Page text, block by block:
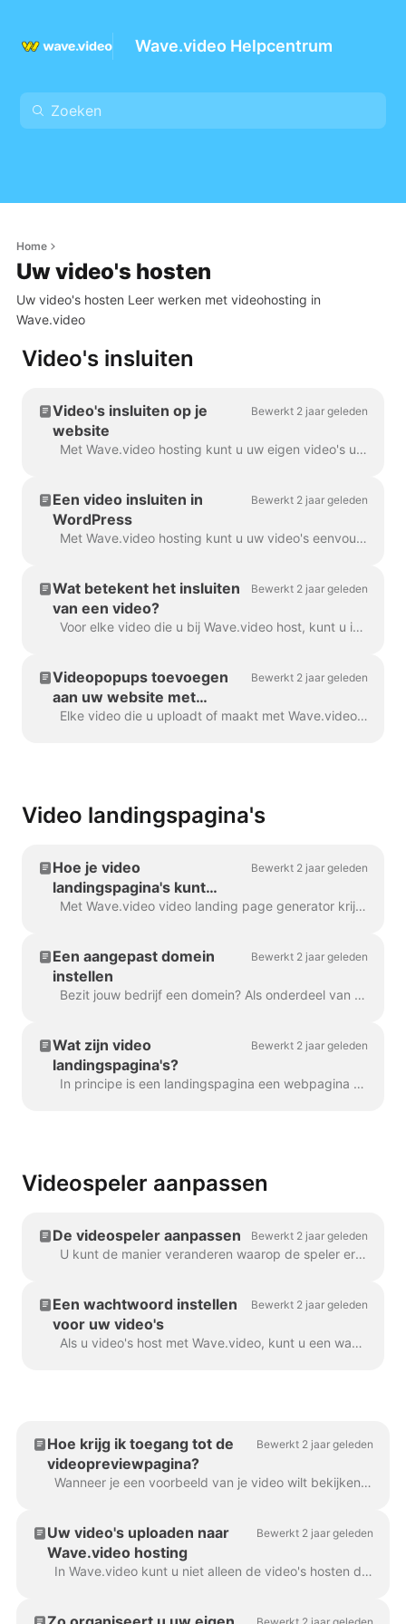
Wave.video Helpcentrum
Home
Uw video's hosten
Uw video's hosten Leer werken met videohosting in
Wave.video
Video's insluiten
Video's insluiten op je
website
Bewerkt 2 jaar geleden
Met Wave.video hosting kunt u uw eigen video's uploaden en hosten, maar ook video's die u met Wave.video editor hebt gemaakt. Om een video in te sluiten,...
Een video insluiten in
WordPress
Bewerkt 2 jaar geleden
Met Wave.video hosting kunt u uw video's eenvoudig insluiten in uw WordPress blogbericht, landingspagina, enz. Lees verder om te leren hoe. Om een ...
Wat betekent het insluiten
van een video?
Bewerkt 2 jaar geleden
Voor elke video die u bij Wave.video host, kunt u insluiten toestaan. Dit betekent dat wanneer de insluitkoppeling is ingeschakeld, u ...
Videopopups toevoegen
aan uw website met
Wave.video
Bewerkt 2 jaar geleden
Elke video die u uploadt of maakt met Wave.video kan worden ingesloten in uw website of blog. Er zijn twee soorten video-insluitingen: inline en popup...
Video landingspagina's
Hoe je video
landingspagina's kunt
aanpassen
Bewerkt 2 jaar geleden
Met Wave.video video landing page generator krijgt elke video die u maakt zijn eigen landingspagina. U kunt deze landingspagina's aanpassen zodat...
Een aangepast domein
instellen
Bewerkt 2 jaar geleden
Bezit jouw bedrijf een domein? Als onderdeel van ons Business Plan kun je een aangepast domein instellen om je Video Landing Pages op je eigen website te plaatsen....
Wat zijn video
landingspagina's?
Bewerkt 2 jaar geleden
In principe is een landingspagina een webpagina met een video erin. Een video landingspagina kan ook een titel, beschrijving en een oproep tot actie hebben. Hier is een...
Videospeler aanpassen
De videospeler aanpassen Bewerkt 2 jaar geleden
U kunt de manier veranderen waarop de speler eruitziet voor elke video die u host met Wave.video. Door de kleuren en weergave van de speler aan te passen, maakt u ...
Een wachtwoord instellen
voor uw video's
Bewerkt 2 jaar geleden
Als u video's host met Wave.video, kunt u een wachtwoord instellen voor uw video's. Op die manier kunnen mensen alleen uw video's ... Op deze manier kunnen mensen de video alleen bekijken als ze...
Hoe krijg ik toegang tot de
videopreviewpagina?
Bewerkt 2 jaar geleden
Wanneer je een voorbeeld van je video wilt bekijken, of een van de volgende dingen nodig hebt: Om video of audio te downloaden Om uw video-landingspagina aan te passen Om...
Uw video's uploaden naar
Wave.video hosting
Bewerkt 2 jaar geleden
In Wave.video kunt u niet alleen de video's hosten die u met de tool maakt. U kunt ook uw eigen video's uploaden die u eerder hebt gemaakt en h...